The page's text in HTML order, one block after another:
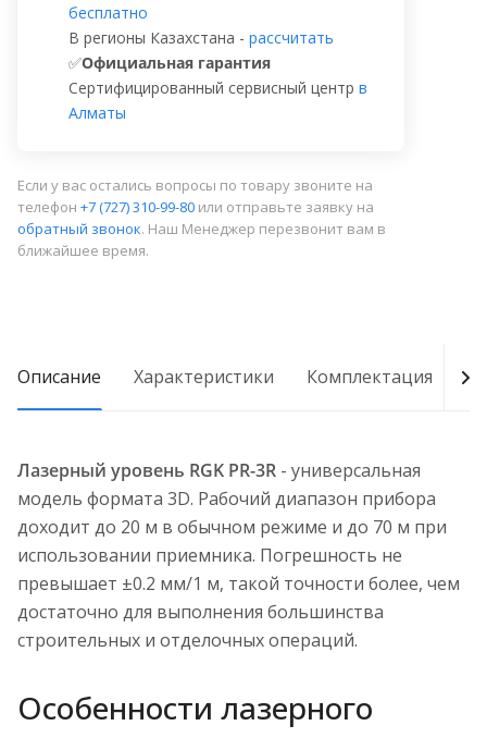
бесплатно
В регионы Казахстана - рассчитать
✅Официальная гарантия
Сертифицированный сервисный центр в
Алматы
Если у вас остались вопросы по товару звоните на
телефон +7 (727) 310-99-80 или отправьте заявку на
обратный звонок. Наш Менеджер перезвонит вам в
ближайшее время.
Описание Характеристики Комплектация
Лазерный уровень RGK PR-3R - универсальная
модель формата 3D. Рабочий диапазон прибора
доходит до 20 м в обычном режиме и до 70 м при
использовании приемника. Погрешность не
превышает ±0.2 мм/1 м, такой точности более, чем
достаточно для выполнения большинства
строительных и отделочных операций.
Особенности лазерного